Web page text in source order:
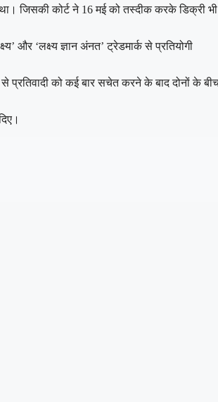
जिसकी कोर्ट ने 16 मई को तस्दीक करके डिक्री भी
और ‘लक्ष्य ज्ञान अंनत’ ट्रेडमार्क से प्रतियोगी
को कई बार सचेत करने के बाद दोनों के